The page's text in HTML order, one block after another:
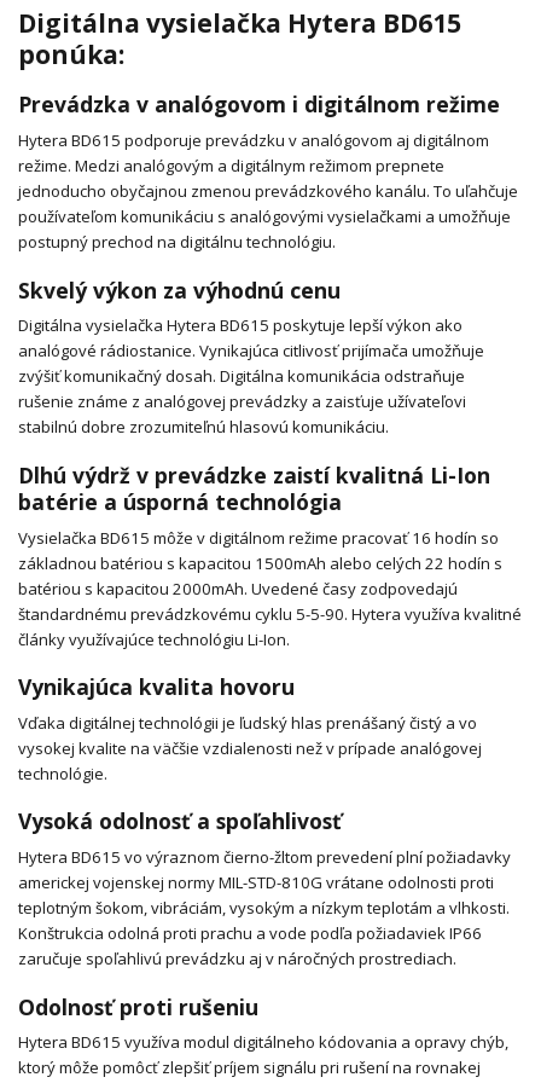
Digitálna vysielačka Hytera BD615
ponúka:
Prevádzka v analógovom i digitálnom režime
Hytera BD615 podporuje prevádzku v analógovom aj digitálnom
režime. Medzi analógovým a digitálnym režimom prepnete
jednoducho obyčajnou zmenou prevádzkového kanálu. To uľahčuje
používateľom komunikáciu s analógovými vysielačkami a umožňuje
postupný prechod na digitálnu technológiu.
Skvelý výkon za výhodnú cenu
Digitálna vysielačka Hytera BD615 poskytuje lepší výkon ako
analógové rádiostanice. Vynikajúca citlivosť prijímača umožňuje
zvýšiť komunikačný dosah. Digitálna komunikácia odstraňuje
rušenie známe z analógovej prevádzky a zaisťuje užívateľovi
stabilnú dobre zrozumiteľnú hlasovú komunikáciu.
Dlhú výdrž v prevádzke zaistí kvalitná Li-Ion
batérie a úsporná technológia
Vysielačka BD615 môže v digitálnom režime pracovať 16 hodín so
základnou batériou s kapacitou 1500mAh alebo celých 22 hodín s
batériou s kapacitou 2000mAh. Uvedené časy zodpovedajú
štandardnému prevádzkovému cyklu 5-5-90. Hytera využíva kvalitné
články využívajúce technológiu Li-Ion.
Vynikajúca kvalita hovoru
Vďaka digitálnej technológii je ľudský hlas prenášaný čistý a vo
vysokej kvalite na väčšie vzdialenosti než v prípade analógovej
technológie.
Vysoká odolnosť a spoľahlivosť
Hytera BD615 vo výraznom čierno-žltom prevedení plní požiadavky
americkej vojenskej normy MIL-STD-810G vrátane odolnosti proti
teplotným šokom, vibráciám, vysokým a nízkym teplotám a vlhkosti.
Konštrukcia odolná proti prachu a vode podľa požiadaviek IP66
zaručuje spoľahlivú prevádzku aj v náročných prostrediach.
Odolnosť proti rušeniu
Hytera BD615 využíva modul digitálneho kódovania a opravy chýb,
ktorý môže pomôcť zlepšiť príjem signálu pri rušení na rovnakej